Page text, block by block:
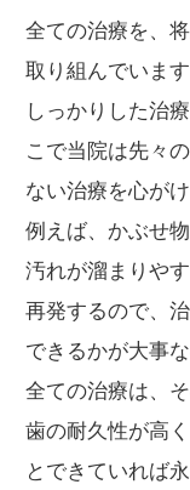
全ての治療を、
取り組んでいます
しっかりした治
こで当院は先々
ない治療を心がけ
例えば、かぶせ
汚れが溜まりや
再発するので、
できるかが大事な
全ての治療は、
歯の耐久性が高
とできていれば